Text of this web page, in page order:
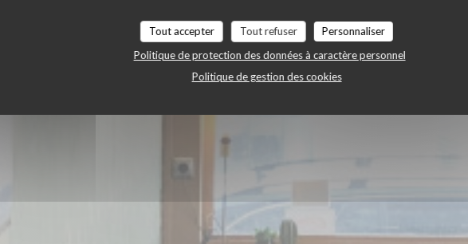
Tout accepter Tout refuser
Personnaliser
Politique de protection des données à caractère personnel
Politique de gestion des cookies